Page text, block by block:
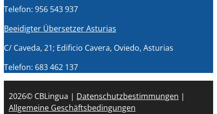
Telefon: 956 543 937
Beeidigter Übersetzer Asturias
C/ Caveda, 21; Edificio Cavera, Oviedo, Asturias
Telefon: 683 462 137
2026© CBLingua | Datenschutzbestimmungen |
Allgemeine Geschäftsbedingungen